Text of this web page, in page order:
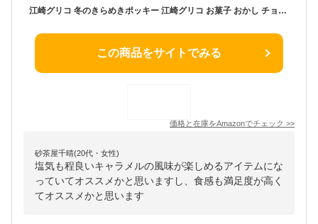
江崎グリコ 冬のきらめきポッキー 江崎グリコ お菓子 おかし チョコ チョコレート Pocky matcha chocolate glico 2袋
この商品をサイトでみる
価格と在庫をAmazonでチェック >>
砂茶屋千晴(20代・女性)
塩気も程良いキャラメルの風味が楽しめるアイテムにな
っていてオススメかと思いますし、食感も満足度が高く
てオススメかと思います